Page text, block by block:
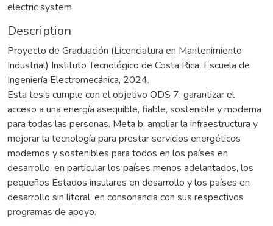
electric system.
Description
Proyecto de Graduación (Licenciatura en Mantenimiento
Industrial) Instituto Tecnológico de Costa Rica, Escuela de
Ingeniería Electromecánica, 2024.
Esta tesis cumple con el objetivo ODS 7: garantizar el
acceso a una energía asequible, fiable, sostenible y moderna
para todas las personas. Meta b: ampliar la infraestructura y
mejorar la tecnología para prestar servicios energéticos
modernos y sostenibles para todos en los países en
desarrollo, en particular los países menos adelantados, los
pequeños Estados insulares en desarrollo y los países en
desarrollo sin litoral, en consonancia con sus respectivos
programas de apoyo.